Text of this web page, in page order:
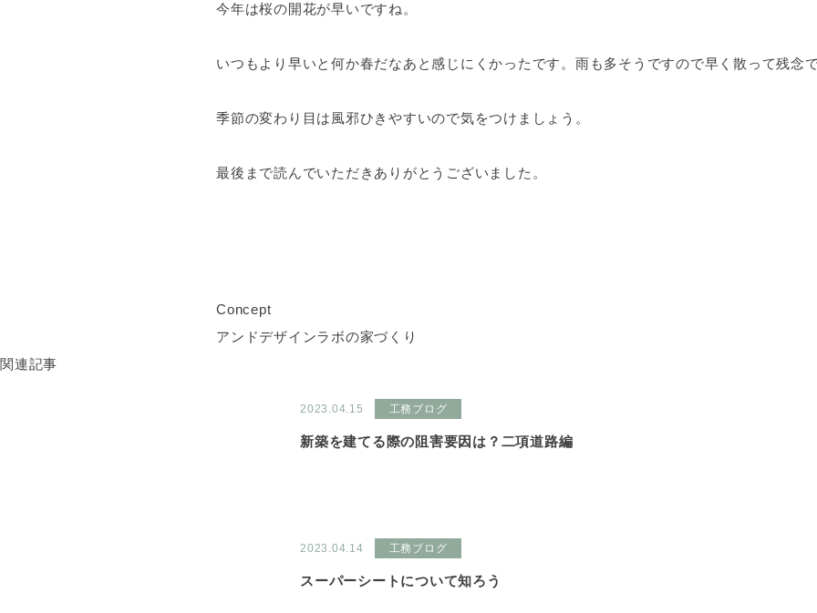
今年は桜の開花が早いですね。
いつもより早いと何か春だなあと感じにくかったです。雨も多そうですので早く散って残念
季節の変わり目は風邪ひきやすいので気をつけましょう。
最後まで読んでいただきありがとうございました。
Concept
アンドデザインラボの家づくり
関連記事
2023.04.15 工務ブログ
新築を建てる際の阻害要因は？二項道路編
2023.04.14 工務ブログ
スーパーシートについて知ろう